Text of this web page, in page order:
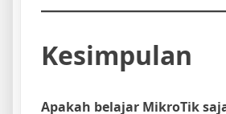
Kesimpulan
Apakah belajar MikroTik